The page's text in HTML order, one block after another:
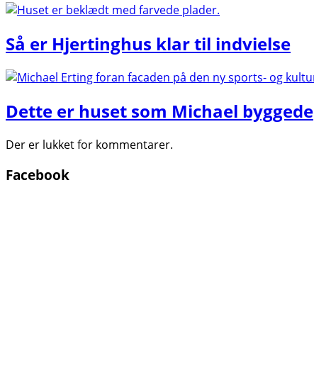
Så er Hjertinghus klar til indvielse
Dette er huset som Michael byggede
Der er lukket for kommentarer.
Facebook